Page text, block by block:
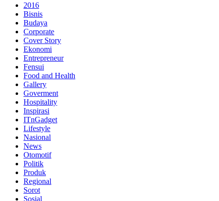
2016
Bisnis
Budaya
Corporate
Cover Story
Ekonomi
Entrepreneur
Fensui
Food and Health
Gallery
Goverment
Hospitality
Inspirasi
ITnGadget
Lifestyle
Nasional
News
Otomotif
Politik
Produk
Regional
Sorot
Sosial